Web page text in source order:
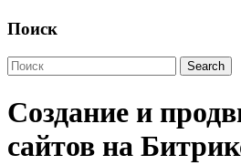
Поиск
Создание и
сайтов на